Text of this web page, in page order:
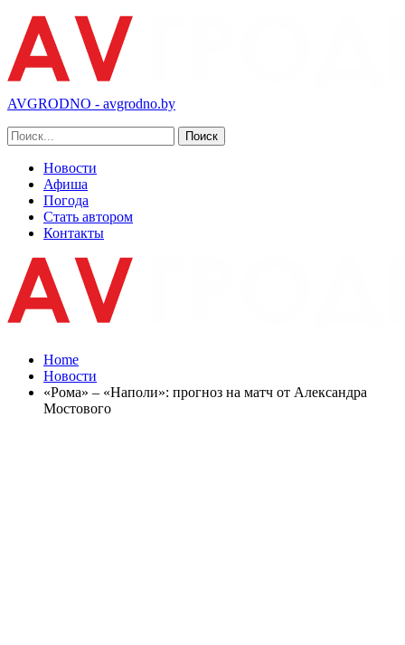
AVGRODNO - avgrodno.by
Новости
Афиша
Погода
Стать автором
Контакты
Home
Новости
«Рома» – «Наполи»: прогноз на матч от Александра
Мостового